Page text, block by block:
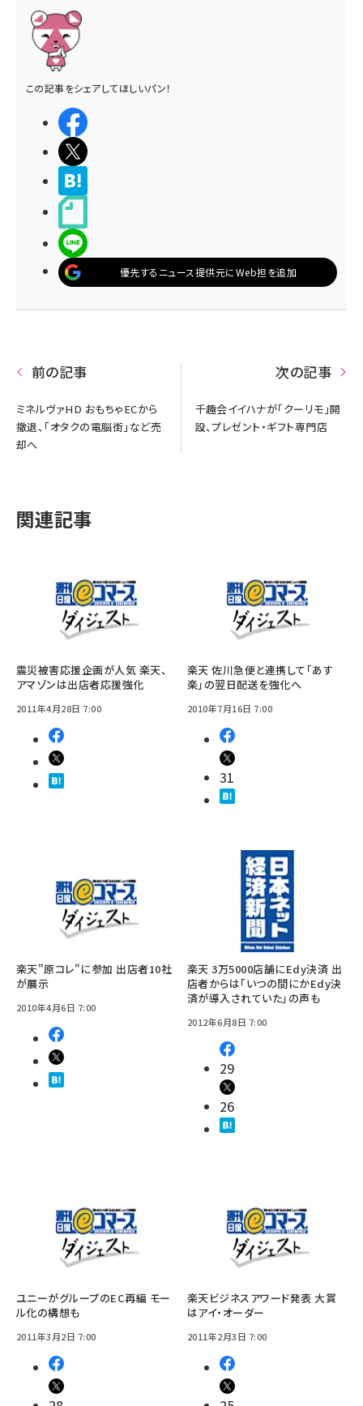
この記事をシェアしてほしいパン！
優先するニュース提供元にWeb担を追加
前の記事
ミネルヴァHD おもちゃECから
撤退、「オタクの電脳街」など売
却へ
次の記事
千趣会イイハナが「クーリモ」開
設、プレゼント・ギフト専門店
関連記事
震災被害応援企画が人気 楽天、
アマゾンは出店者応援強化
2011年4月28日 7:00
楽天 佐川急便と連携して「あす
楽」の翌日配送を強化へ
2010年7月16日 7:00
31
楽天"原コレ"に参加 出店者10社
が展示
2010年4月6日 7:00
楽天 3万5000店舗にEdy決済 出
店者からは「いつの間にかEdy決
済が導入されていた」の声も
2012年6月8日 7:00
29
26
ユニーがグループのEC再編 モー
ル化の構想も
2011年3月2日 7:00
楽天ビジネスアワード発表 大賞
はアイ・オーダー
2011年2月3日 7:00